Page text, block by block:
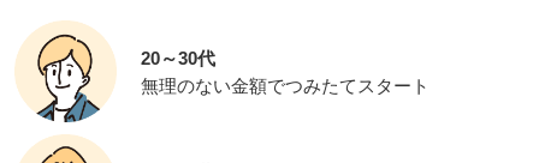
20～30代
無理のない金額でつみたてスタート